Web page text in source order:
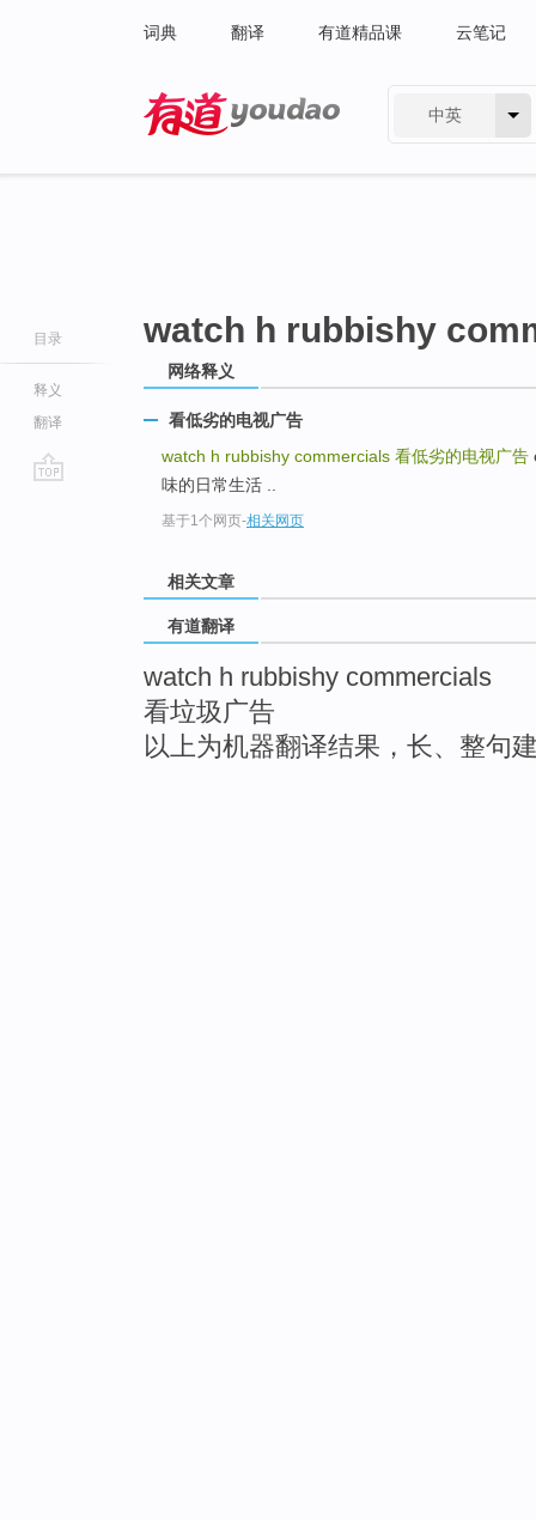
词典 翻译 有道精品课 云笔记
中英
目录
释义
翻译
watch h rubbishy
网络释义
看低劣的电视广告
watch h rubbishy commercials 看低劣的电视广告
味的日常生活 ..
基于1个网页-相关网页
相关文章
有道翻译
watch h rubbishy commercials
看垃圾广告
以上为机器翻译结果，长、整句